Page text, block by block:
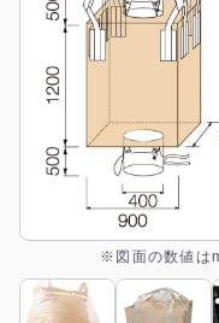
※図面の数値は